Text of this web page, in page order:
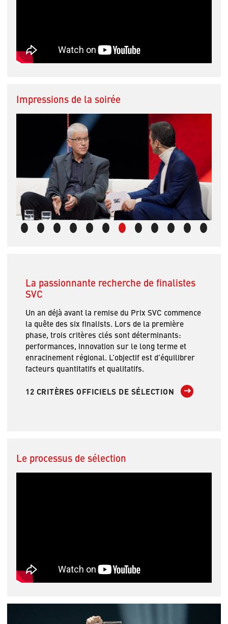
Impressions de la soirée
La passionnante recherche de finalistes
SVC
Un an déjà avant la remise du Prix SVC commence
la quête des six finalists. Lors de la première
phase, trois critères clés sont déterminants:
performances, innovation sur le long terme et
enracinement régional. L’objectif est d’équilibrer
facteurs quantitatifs et qualitatifs.
12 CRITÈRES OFFICIELS DE SÉLECTION
Le processus de sélection